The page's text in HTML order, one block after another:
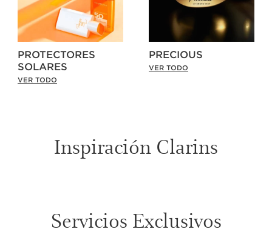
PROTECTORES
SOLARES
VER TODO
PRECIOUS
VER TODO
Inspiración Clarins
Servicios Exclusivos